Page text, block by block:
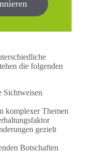
die folgenden
Sichtweisen
komplexer Themen
gezielt
Botschaften